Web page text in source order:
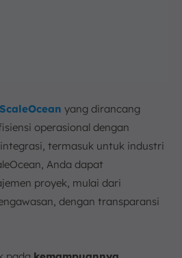
yang dirancang
operasional dengan
termasuk untuk industri
Anda dapat
proyek, mulai dari
dengan transparansi